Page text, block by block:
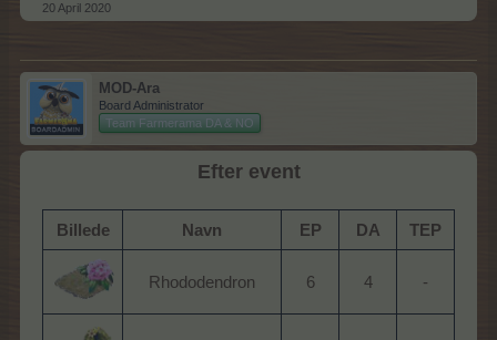
20 April 2020
MOD-Ara
Board Administrator
Team Farmerama DA & NO
Efter event
Billede Navn EP DA TEP
Rhododendron 6 4 -